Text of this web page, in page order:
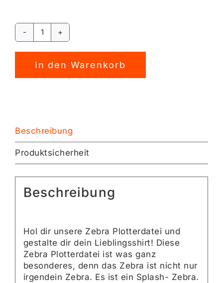
Zebra
[Digital]
Menge
In den Warenkorb
Alternative:
Beschreibung
Produktsicherheit
Beschreibung
Hol dir unsere Zebra Plotterdatei und
gestalte dir dein Lieblingsshirt! Diese
Zebra Plotterdatei ist was ganz
besonderes, denn das Zebra ist nicht nur
irgendein Zebra. Es ist ein Splash- Zebra.